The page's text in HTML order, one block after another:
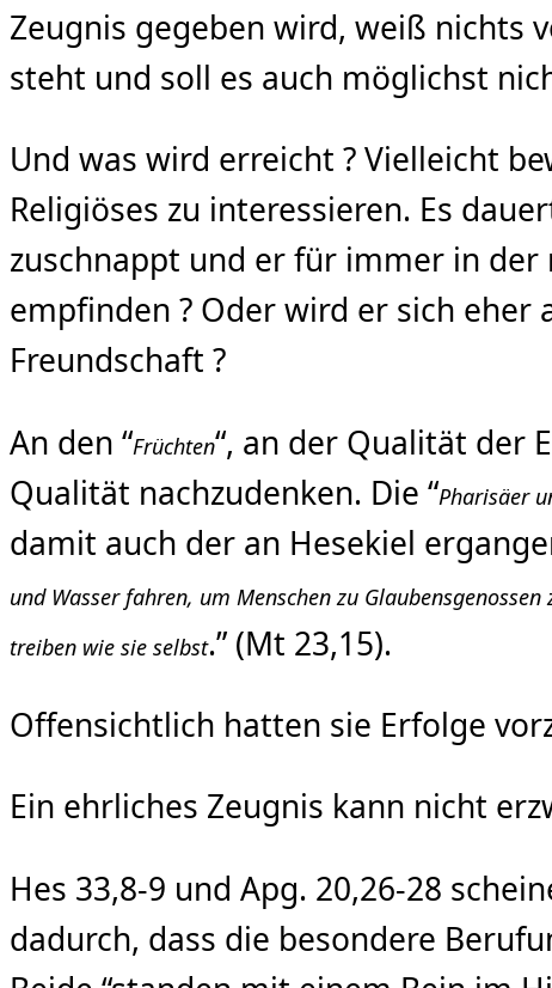
Zeugnis gegeben wird, weiß nichts
steht und soll es auch möglichst
Und was wird erreicht ? Vielleicht
Religiöses zu interessieren. Es
zuschnappt und er für immer in
empfinden ? Oder wird er sich eher
Freundschaft ?
An den “Früchten“, an der Qualität der
Qualität nachzudenken. Die “Pharisäer
damit auch der an Hesekiel
und Wasser fahren, um Menschen zu
treiben wie sie selbst.” (Mt 23,15).
Offensichtlich hatten sie Erfolge
Ein ehrliches Zeugnis kann nicht
Hes 33,8-9 und Apg. 20,26-28
dadurch, dass die besondere